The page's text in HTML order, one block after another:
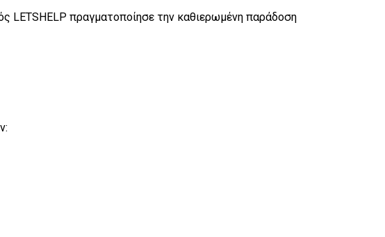
LETSHELP πραγματοποίησε την καθιερωμένη παράδοση